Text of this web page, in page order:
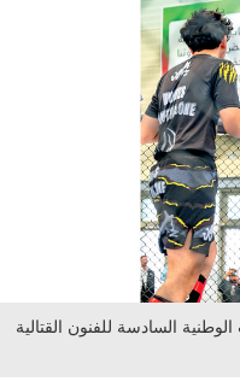
السادسة للفنون القتالية